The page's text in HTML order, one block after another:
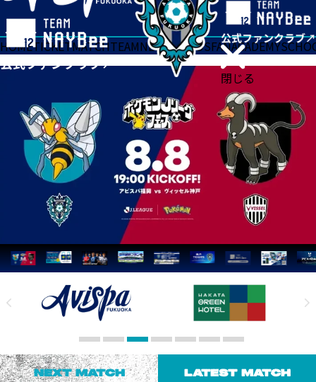
閉じる
HOMETICKETMATCHTEAMNEWSGOODSFANACADEMY
NEXT MATCH LATEST MATCH